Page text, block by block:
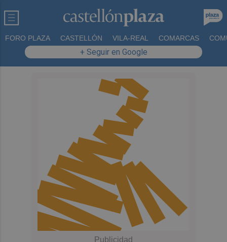
FORO PLAZA CASTELLÓN VILA-REAL COMARCAS
+ Seguir en Google